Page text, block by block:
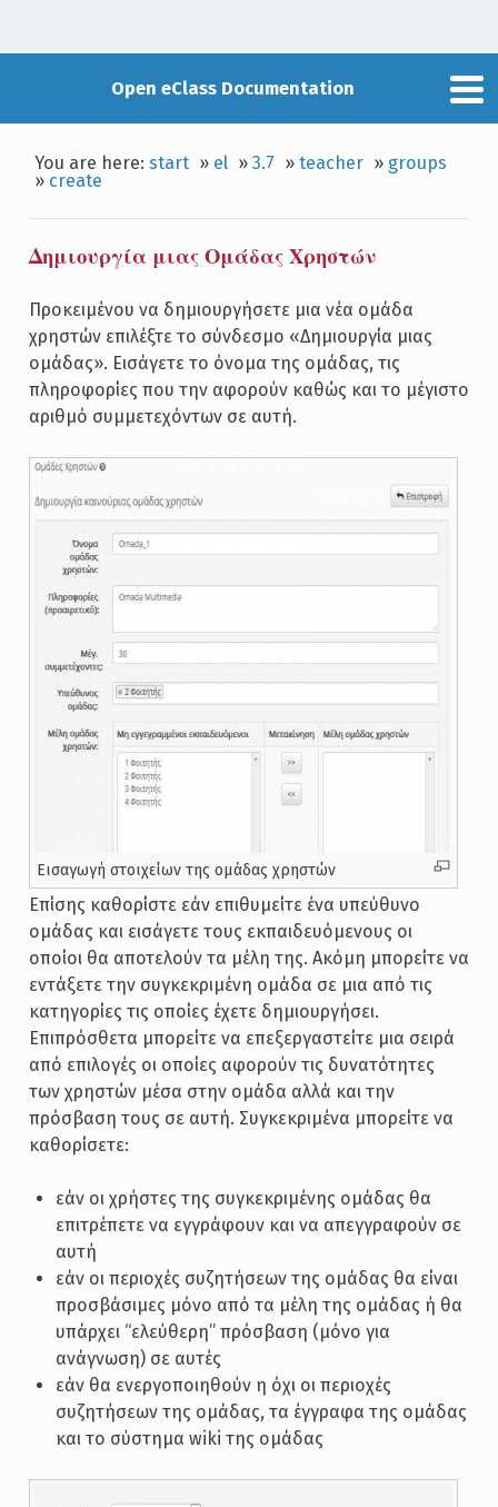
Open eClass Documentation
You are here:start » el »3.7 »teacher » groups
» create
Δημιουργία μιας Ομάδας Χρηστών
Προκειμένου να δημιουργήσετε μια νέα ομάδα
χρηστών επιλέξτε το σύνδεσμο «Δημιουργία μιας
ομάδας». Εισάγετε το όνομα της ομάδας, τις
πληροφορίες που την αφορούν καθώς και το μέγιστο
αριθμό συμμετεχόντων σε αυτή.
Εισαγωγή στοιχείων της ομάδας χρηστών
Επίσης καθορίστε εάν επιθυμείτε ένα υπεύθυνο
ομάδας και εισάγετε τους εκπαιδευόμενους οι
οποίοι θα αποτελούν τα μέλη της. Ακόμη μπορείτε να
εντάξετε την συγκεκριμένη ομάδα σε μια από τις
κατηγορίες τις οποίες έχετε δημιουργήσει.
Επιπρόσθετα μπορείτε να επεξεργαστείτε μια σειρά
από επιλογές οι οποίες αφορούν τις δυνατότητες
των χρηστών μέσα στην ομάδα αλλά και την
πρόσβαση τους σε αυτή. Συγκεκριμένα μπορείτε να
καθορίσετε:
εάν οι χρήστες της συγκεκριμένης ομάδας θα
επιτρέπετε να εγγράφουν και να απεγγραφούν σε
αυτή
εάν οι περιοχές συζητήσεων της ομάδας θα είναι
προσβάσιμες μόνο από τα μέλη της ομάδας ή θα
υπάρχει “ελεύθερη” πρόσβαση (μόνο για
ανάγνωση) σε αυτές
εάν θα ενεργοποιηθούν η όχι οι περιοχές
συζητήσεων της ομάδας, τα έγγραφα της ομάδας
και το σύστημα wiki της ομάδας